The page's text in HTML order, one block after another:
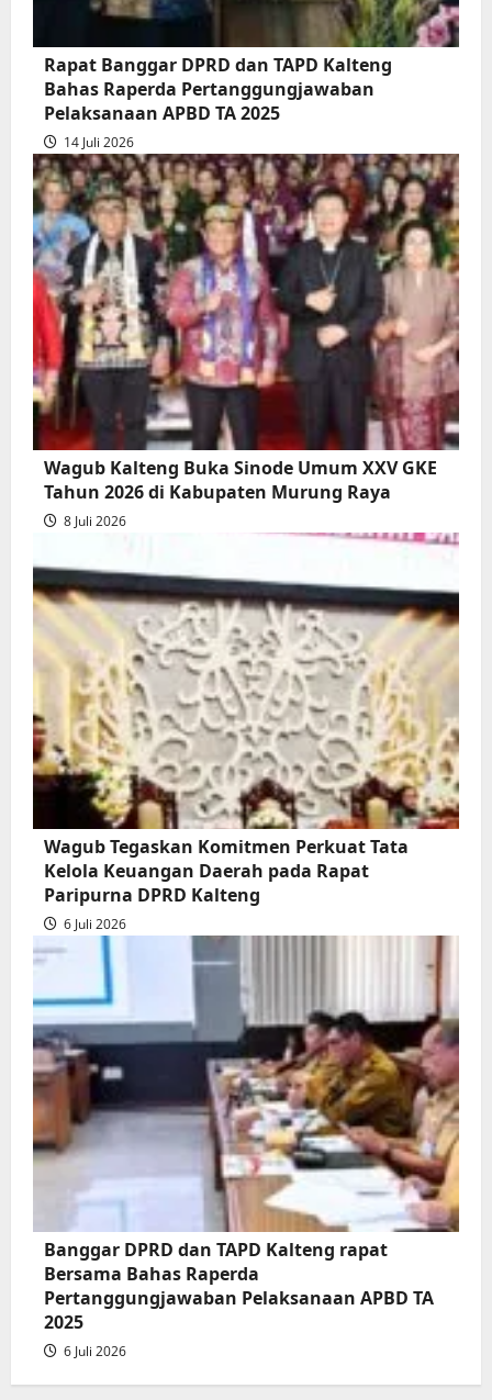
Raperda
Pertanggungjawaban
Pelaksanaan
APBD
2025
Rapat Banggar DPRD dan TAPD Kalteng
Bahas Raperda Pertanggungjawaban
Pelaksanaan APBD TA 2025
14 Juli 2026
Wagub Kalteng Buka Sinode Umum XXV GKE
Tahun 2026 di Kabupaten Murung Raya
8 Juli 2026
Wagub Tegaskan Komitmen Perkuat Tata
Kelola Keuangan Daerah pada Rapat
Paripurna DPRD Kalteng
6 Juli 2026
Banggar DPRD dan TAPD Kalteng rapat
Bersama Bahas Raperda
Pertanggungjawaban Pelaksanaan APBD TA
2025
6 Juli 2026